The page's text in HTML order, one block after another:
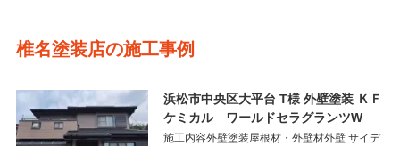
椎名塗装店の施工事例
浜松市中央区大平台 T様 外壁塗装 ＫＦ
ケミカル ワールドセラグランツW
施工内容外壁塗装屋根材・外壁材外壁 サイデ